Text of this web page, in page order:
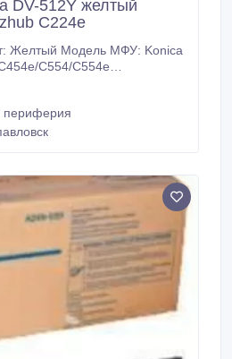
DV-512Y желтый
C224e
Желтый Модель МФУ: Konica
C554/C554e
материалы. 100%
Заходите на наш сайт
Доставка ТК Кит по
периферия